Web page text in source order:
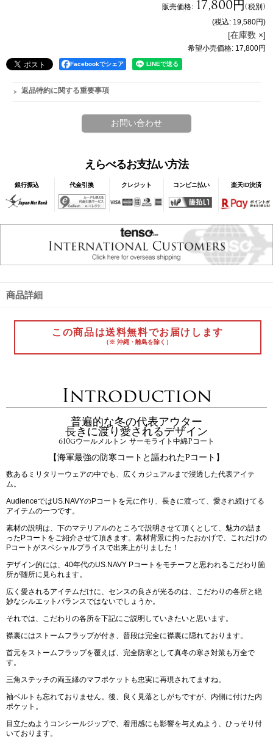
販売価格: 17,800円(税別)
(税込: 19,580円)
[在庫数 ×]
希望小売価格: 17,800円
Facebookでシェア
返品特約に関する重要事項
えらべるお支払い方法
銀行振込 代金引換 クレジット コンビニ払い 楽天ID決済
商品詳細
この商品は送料無料でお届けします
（※ 沖縄・離島を除く）
Introduction
普遍的な冬の代表アウター
長きに渡り愛されるデザイン
610gウールメルトン サーモライト中綿Pコート
【海軍最強の防寒コートと謳われたPコート】
数あるミリタリーウェアの中でも、広くカジュアルまで浸透した代表アイテ
ム。
AudienceではUS.NAVYのPコートを元に作り、長きに渡って、愛され続けてる
アイテムの一つです。
素材の説明は、下のマテリアルのところで説明させて頂くとして、魅力の詰ま
ったPコートをご紹介させて頂きます。素材背景に拘ったおかげで、これだけの
Pコートがスペシャルプライスで出来上がりました！
デザイン的には、40年代のUS.NAVY Pコートをモチーフと思われるこだわり箇
所が随所に見られます。
広く愛されるアイテムだけに、センスの良さが光るのは、こだわりの各所と絶
妙なシルエットバランスではないでしょうか。
それでは、こだわりの各所を下記にご説明していきたいと思います。
襟裏にはストームフラップが付き、普段は完全に襟裏に隠れております。
首元をストームフラップを覆えば、完全防寒として真冬の寒さ対策も万全で
す。
三角ステッチの両玉縁のマフポケットも忠実に再現されてますね。
袖ベルトも忘れておりません。後、良く見落としがちですが、内側に付けた内
ポケット。
目立たぬようコンシールジップで、着用感にも影響を与えぬよう、ひっそり付
いております。